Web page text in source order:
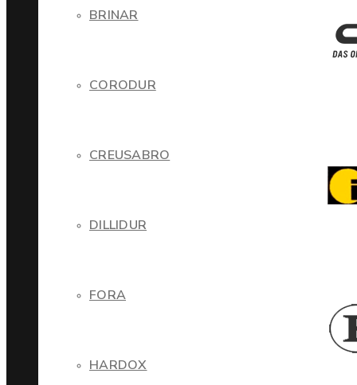
BRINAR
CORODUR
CREUSABRO
DILLIDUR
FORA
HARDOX